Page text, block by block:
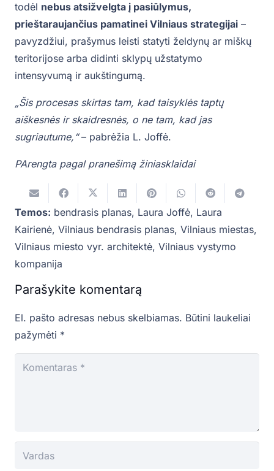
todėl nebus atsižvelgta į pasiūlymus,
prieštaraujančius pamatinei Vilniaus strategijai –
pavyzdžiui, prašymus leisti statyti želdynų ar miškų
teritorijose arba didinti sklypų užstatymo
intensyvumą ir aukštingumą.
„Šis procesas skirtas tam, kad taisyklės taptų
aiškesnės ir skaidresnės, o ne tam, kad jas
sugriautume,“– pabrėžia L. Joffė.
PArengta pagal pranešimą žiniasklaidai
Temos: bendrasis planas, Laura Joffė, Laura
Kairienė, Vilniaus bendrasis planas, Vilniaus miestas,
Vilniaus miesto vyr. architektė, Vilniaus vystymo
kompanija
Parašykite komentarą
El. pašto adresas nebus skelbiamas. Būtini laukeliai
pažymėti *